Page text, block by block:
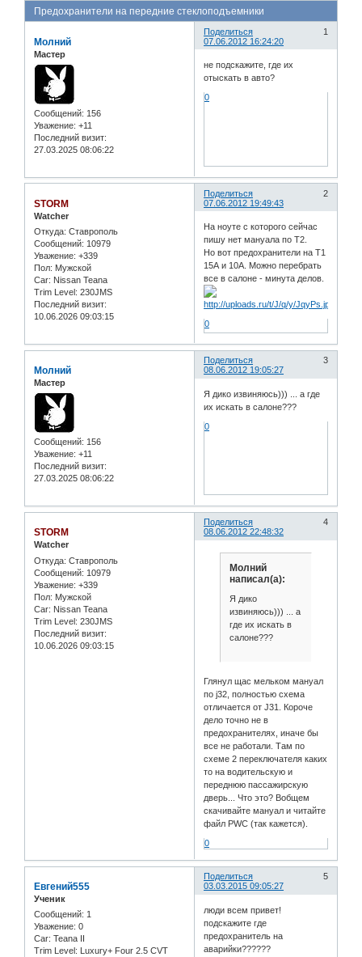
Предохранители на передние стеклоподъемники
Поделиться
1
07.06.2012 16:24:20
Молний
Мастер
Сообщений: 156
Уважение: +11
Последний визит:
27.03.2025 08:06:22
не подскажите, где их
отыскать в авто?
0
Поделиться
2
07.06.2012 19:49:43
STORM
Watcher
Откуда: Ставрополь
Сообщений: 10979
Уважение: +339
Пол: Мужской
Car: Nissan Teana
Trim Level: 230JMS
Последний визит:
10.06.2026 09:03:15
На ноуте с которого сейчас
пишу нет мануала по T2.
Но вот предохранители на T1
15А и 10А. Можно перебрать
все в салоне - минута делов.
0
Поделиться
3
08.06.2012 19:05:27
Молний
Мастер
Сообщений: 156
Уважение: +11
Последний визит:
27.03.2025 08:06:22
Я дико извиняюсь))) ... а где
их искать в салоне???
0
Поделиться
4
08.06.2012 22:48:32
STORM
Watcher
Откуда: Ставрополь
Сообщений: 10979
Уважение: +339
Пол: Мужской
Car: Nissan Teana
Trim Level: 230JMS
Последний визит:
10.06.2026 09:03:15
Молний
написал(а):
Я дико
извиняюсь))) ... а
где их искать в
салоне???
Глянул щас мельком мануал
по j32, полностью схема
отличается от J31. Короче
дело точно не в
предохранителях, иначе бы
все не работали. Там по
схеме 2 переключателя каких
то на водительскую и
переднюю пассажирскую
дверь... Что это? Вобщем
скачивайте мануал и читайте
файл PWC (так кажется).
0
Поделиться
5
03.03.2015 09:05:27
Евгений555
Ученик
Сообщений: 1
Уважение: 0
Car: Teana II
Trim Level: Luxury+ Four 2.5 CVT
люди всем привет!
подскажите где
предохранитель на
аварийки??????